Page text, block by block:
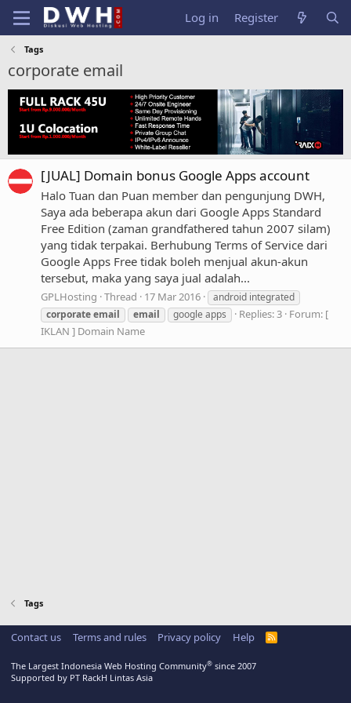
Log in Register
Tags
corporate email
[JUAL] Domain bonus Google Apps account
Halo Tuan dan Puan member dan pengunjung DWH,
Saya ada beberapa akun dari Google Apps Standard
Free Edition (zaman grandfathered tahun 2007 silam)
yang tidak terpakai. Berhubung Terms of Service dari
Google Apps Free tidak boleh menjual akun-akun
tersebut, maka yang saya jual adalah...
GPLHosting Thread 17 Mar 2016
android integrated
corporateemail email google apps Replies: 3 Forum: [
IKLAN ] Domain Name
Tags
Contact us Terms and rules Privacy policy Help
R
The Largest Indonesia Web Hosting Community® since 2007
Supported by PT RackH Lintas Asia